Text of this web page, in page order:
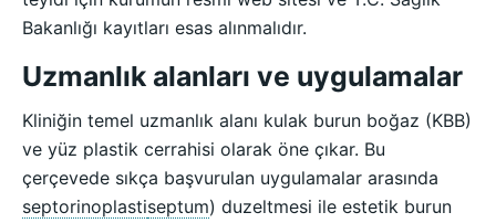
Bakanlığı kayıtları esas alınmalıdır.
Uzmanlık alanları ve uygulamalar
Kliniğin temel uzmanlık alanı kulak burun boğaz (KBB)
ve yüz plastik cerrahisi olarak öne çıkar. Bu
çerçevede sıkça başvurulan uygulamalar arasında
septorinoplastiseptum) duzeltmesi ile estetik burun